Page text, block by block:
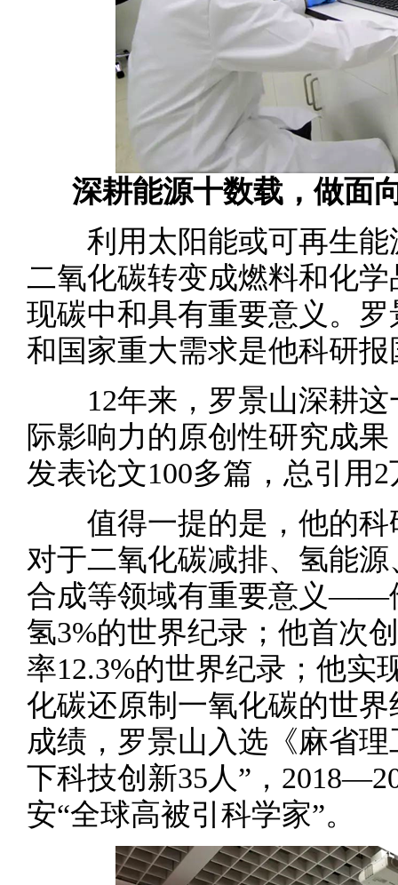
深耕能源十数载，做面
利用太阳能或可再生能
二氧化碳转变成燃料和化
现碳中和具有重要意义。
和国家重大需求是他科研
12年来，罗景山深耕这
际影响力的原创性研究成
发表论文100多篇，总引用
值得一提的是，他的科
对于二氧化碳减排、氢能
合成等领域有重要意义——
氢3%的世界纪录；他首次
率12.3%的世界纪录；他实
化碳还原制一氧化碳的世
成绩，罗景山入选《麻省
下科技创新35人”，
安“全球高被引科学家”。